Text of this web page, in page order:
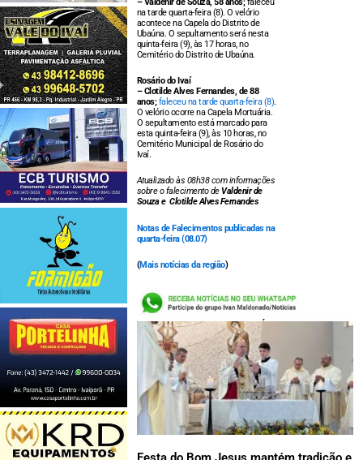
na tarde quarta-feira (8). O velório
acontece na Capela do Distrito de
Ubaúna. O sepultamento será nesta
quinta-feira (9), às 17 horas, no
Cemitério do Distrito de Ubaúna.
Rosário do Ivaí
– Clotilde Alves Fernandes, de 88
anos; faleceu na tarde quarta-feira (8).
O velório ocorre na Capela Mortuária.
O sepultamento está marcado para
esta quinta-feira (9), às 10 horas, no
Cemitério Municipal de Rosário do
Ivaí.
Atualizado às 08h38 com informações
sobre o falecimento deValdenir de
Souza e Clotilde Alves Fernandes
Notas de Falecimentos publicadas na
quarta-feira (08.07)
(Mais notícias da região)
LEIA TAMBÉM: